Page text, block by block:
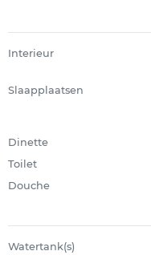
Interieur
Slaapplaatsen
Dinette
Toilet
Douche
Watertank(s)